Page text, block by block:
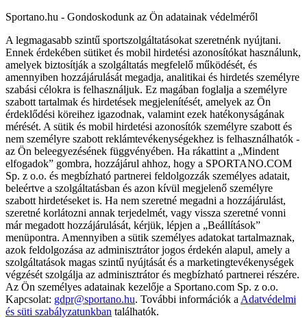
Sportano.hu - Gondoskodunk az Ön adatainak védelméről
A legmagasabb szintű sportszolgáltatásokat szeretnénk nyújtani.
Ennek érdekében sütiket és mobil hirdetési azonosítókat használunk,
amelyek biztosítják a szolgáltatás megfelelő működését, és
amennyiben hozzájárulását megadja, analitikai és hirdetés személyre
szabási célokra is felhasználjuk. Ez magában foglalja a személyre
szabott tartalmak és hirdetések megjelenítését, amelyek az Ön
érdeklődési köreihez igazodnak, valamint ezek hatékonyságának
mérését. A sütik és mobil hirdetési azonosítók személyre szabott és
nem személyre szabott reklámtevékenységekhez is felhasználhatók -
az Ön beleegyezésének függvényében. Ha rákattint a „Mindent
elfogadok” gombra, hozzájárul ahhoz, hogy a SPORTANO.COM
Sp. z o.o. és megbízható partnerei feldolgozzák személyes adatait,
beleértve a szolgáltatásban és azon kívül megjelenő személyre
szabott hirdetéseket is. Ha nem szeretné megadni a hozzájárulást,
szeretné korlátozni annak terjedelmét, vagy vissza szeretné vonni
már megadott hozzájárulását, kérjük, lépjen a „Beállítások”
menüpontra. Amennyiben a sütik személyes adatokat tartalmaznak,
azok feldolgozása az adminisztrátor jogos érdekén alapul, amely a
szolgáltatások magas szintű nyújtását és a marketingtevékenységek
végzését szolgálja az adminisztrátor és megbízható partnerei részére.
Az Ön személyes adatainak kezelője a Sportano.com Sp. z o.o.
Kapcsolat: gdpr@sportano.hu. További információk a Adatvédelmi
és süti szabályzatunkban találhatók.